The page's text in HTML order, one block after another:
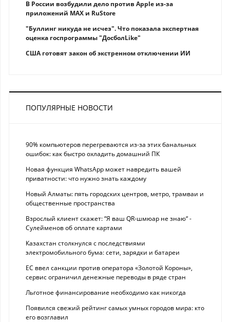
В России возбудили дело против Apple из-за
приложений MAX и RuStore
"Буллинг никуда не исчез". Что показала экспертная
оценка госпрограммы "ДосболLike"
США готовят закон об экстренном отключении ИИ
ПОПУЛЯРНЫЕ НОВОСТИ
90% компьютеров перегреваются из-за этих банальных
ошибок: как быстро охладить домашний ПК
Новая функция WhatsApp может навредить вашей
приватности: что нужно знать каждому
Новый Алматы: пять городских центров, метро, трамваи и
общественные пространства
Взрослый клиент скажет: “Я ваш QR-шмюар не знаю“ -
Сулейменов об оплате картами
Казахстан столкнулся с последствиями
электромобильного бума: сети, зарядки и батареи
ЕС ввел санкции против оператора «Золотой Короны»,
сервис ограничил денежные переводы в ряде стран
Льготное финансирование необходимо как никогда
Появился свежий рейтинг самых умных городов мира: кто
его возглавил